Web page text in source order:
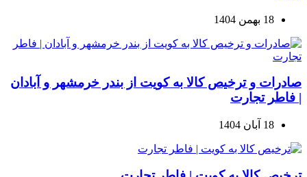
18 بهمن 1404
صادرات و ترخیص کالا به کویت از بندر خرمشهر و آبادان
| فاطر تجارت
18 آبان 1404